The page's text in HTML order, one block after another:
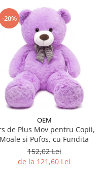
-20%
OEM
de Plus Mov pentru Copii,
Moale si Pufos, cu Fundita
152,02 Lei
de la 121,60 Lei